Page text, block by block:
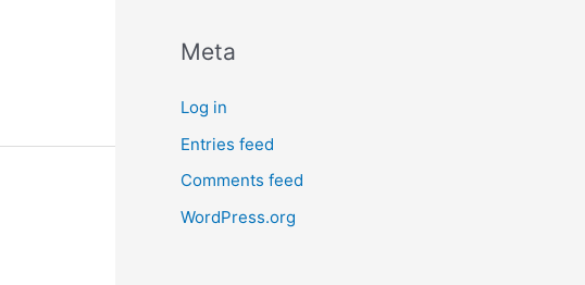
Meta
Log in
Entries feed
Comments feed
WordPress.org